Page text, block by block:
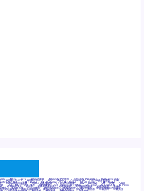
25G 48Rx 48Tx 100G光模块 400G OSFP光模块 400G QSFP112 DR4 800G DR8 OSFP
AFBR-1528CZ AFBR-2528CZ AOC Bypass Camera Link CWDM波分复用器 DAS
GYM光纤连接器 HFBR-1531Z HFBR-2531Z HFBR-4501Z HFBR-4503Z HFBR-4511Z
J599MT光纤连接器 J599Ⅰ光电连接器 LC超短型光模块 LGA Mini SAS MT POB QSFP
座 QSFP 40G QSFP笼座 RP连接器 SFF-8431 SFF-8436 SFF-8472 SFF-8654 4i SFP 10G
光切换仪OLP 光开关 光模块笼子座子 光电探测器 光电编码器模块 光电连接器 光端机
换机 军品级光耦 千兆交换机 国产化光模块 射频光模块 微型光模块 微型可插拔BGA光模块
式光纤收发器 模拟光发射模块 模拟光器件 波分复用器 测试版 激光器 特种光纤 特种光缆